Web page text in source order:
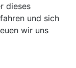
dieses
und sich
wir uns